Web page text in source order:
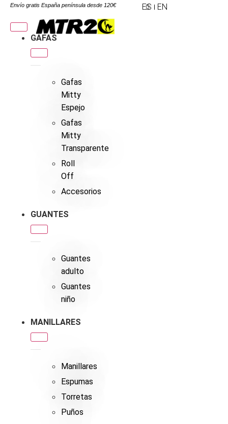
Envío gratis España península desde 120€ ES EN
GAFAS
Gafas
Mitty
Espejo
Gafas
Mitty
Transparente
Roll
Off
Accesorios
GUANTES
Guantes
adulto
Guantes
niño
MANILLARES
Manillares
Espumas
Torretas
Puños